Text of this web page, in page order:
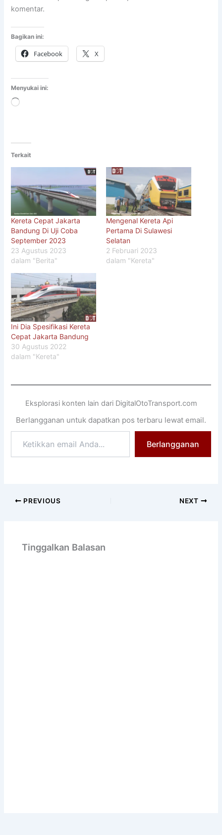
komentar.
Bagikan ini:
Facebook X
Menyukai ini:
Memuat...
Terkait
Kereta Cepat Jakarta
Bandung Di Uji Coba
September 2023
23 Agustus 2023
dalam "Berita"
Mengenal Kereta Api
Pertama Di Sulawesi
Selatan
2 Februari 2023
dalam "Kereta"
Ini Dia Spesifikasi Kereta
Cepat Jakarta Bandung
30 Agustus 2022
dalam "Kereta"
Eksplorasi konten lain dari DigitalOtoTransport.com
Berlangganan untuk dapatkan pos terbaru lewat email.
email
Anda...
Berlangganan
PREVIOUS NEXT
Tinggalkan Balasan